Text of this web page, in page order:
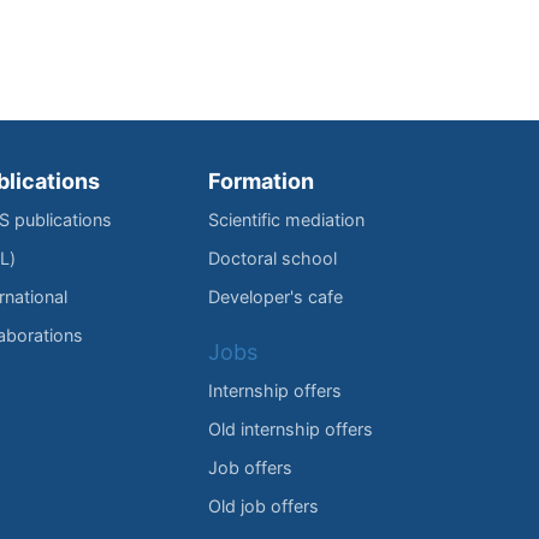
publications
Formation
Scientific mediation
Doctoral school
Developer's cafe
Jobs
Internship offers
Old internship offers
Job offers
Old job offers